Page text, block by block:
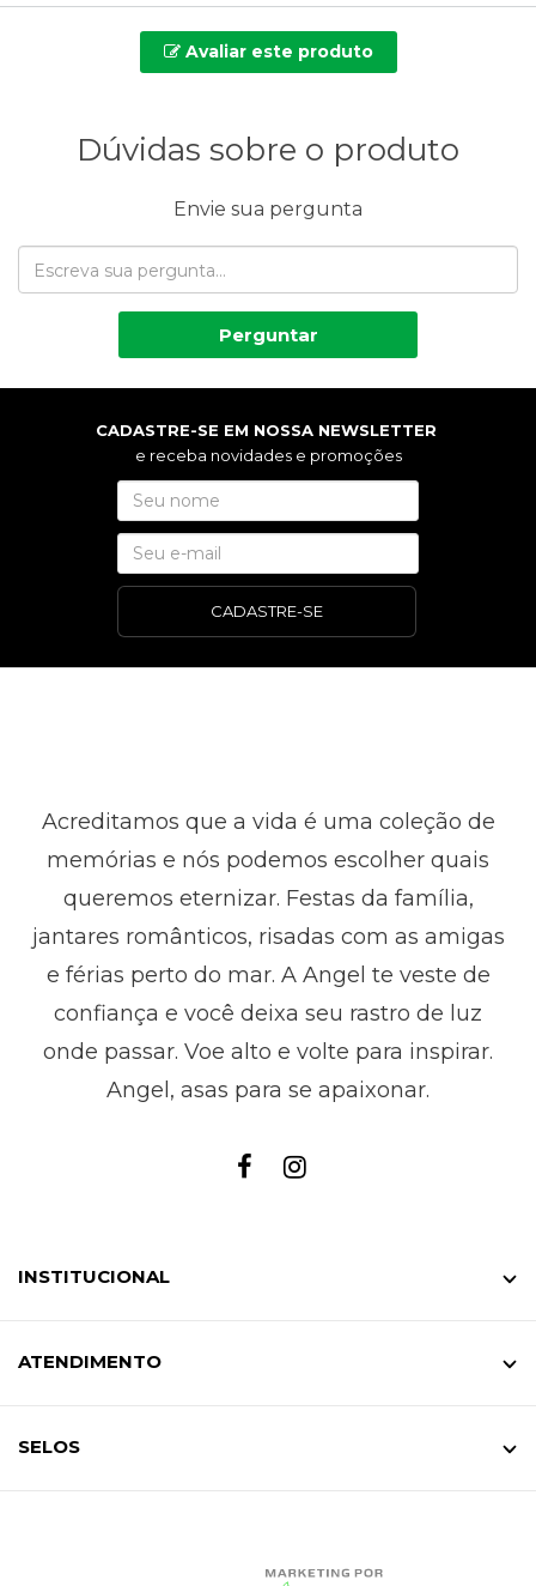
Avaliar este produto
Dúvidas sobre o produto
Envie sua pergunta
Perguntar
CADASTRE-SE EM NOSSA NEWSLETTER
e receba novidades e promoções
CADASTRE-SE
Acreditamos que a vida é uma coleção de
memórias e nós podemos escolher quais
queremos eternizar. Festas da família,
jantares românticos, risadas com as amigas
e férias perto do mar. A Angel te veste de
confiança e você deixa seu rastro de luz
onde passar. Voe alto e volte para inspirar.
Angel, asas para se apaixonar.
INSTITUCIONAL
ATENDIMENTO
SELOS